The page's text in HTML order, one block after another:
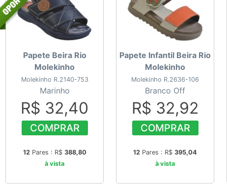
Papete Beira Rio
Molekinho
Molekinho R.2140-753
Marinho
R$ 32,40
COMPRAR
12Pares : R$ 388,80
à vista
Papete Infantil Beira Rio
Molekinho
Molekinho R.2636-106
Branco Off
R$ 32,92
COMPRAR
12 Pares : R$ 395,04
à vista